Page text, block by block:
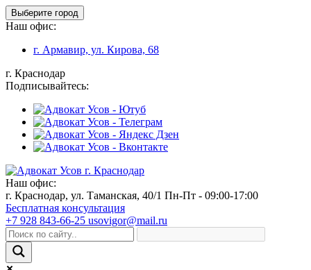
Выберите город
Наш офис:
г. Армавир, ул. Кирова, 68
г. Краснодар
Подписывайтесь:
Наш офис:
г. Краснодар, ул. Таманская, 40/1 Пн-Пт - 09:00-17:00
Бесплатная консультация
+7 928 843-66-25 usovigor@mail.ru